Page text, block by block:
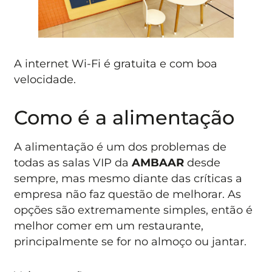
A internet Wi-Fi é gratuita e com boa
velocidade.
Como é a alimentação
A alimentação é um dos problemas de
todas as salas VIP daAMBAARdesde
sempre, mas mesmo diante das críticas a
empresa não faz questão de melhorar. As
opções são extremamente simples, então é
melhor comer em um restaurante,
principalmente se for no almoço ou jantar.